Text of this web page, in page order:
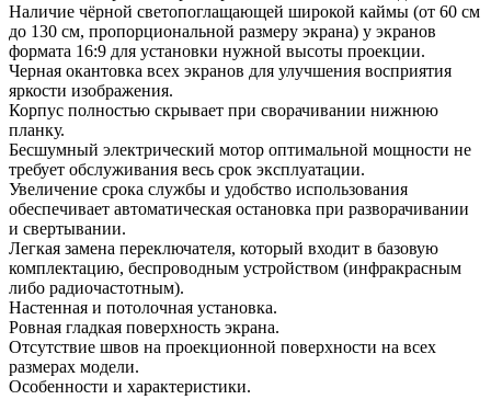
Наличие чёрной светопоглащающей широкой каймы (от 60 см
до 130 см, пропорциональной размеру экрана) у экранов
формата 16:9 для установки нужной высоты проекции.
Черная окантовка всех экранов для улучшения восприятия
яркости изображения.
Корпус полностью скрывает при сворачивании нижнюю
планку.
Бесшумный электрический мотор оптимальной мощности не
требует обслуживания весь срок эксплуатации.
Увеличение срока службы и удобство использования
обеспечивает автоматическая остановка при разворачивании
и свертывании.
Легкая замена переключателя, который входит в базовую
комплектацию, беспроводным устройством (инфракрасным
либо радиочастотным).
Настенная и потолочная установка.
Ровная гладкая поверхность экрана.
Отсутствие швов на проекционной поверхности на всех
размерах модели.
Особенности и характеристики.